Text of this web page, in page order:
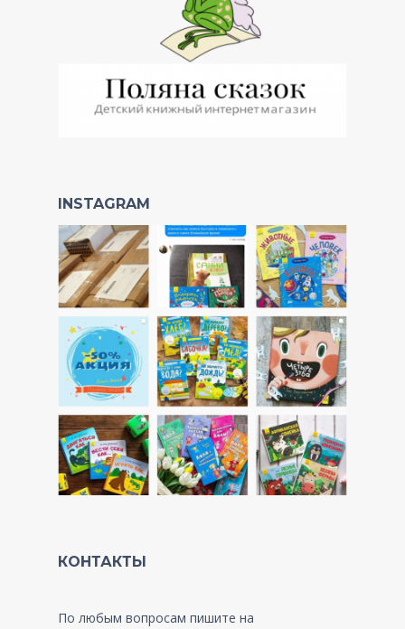
INSTAGRAM
КОНТАКТЫ
По любым вопросам пишите на